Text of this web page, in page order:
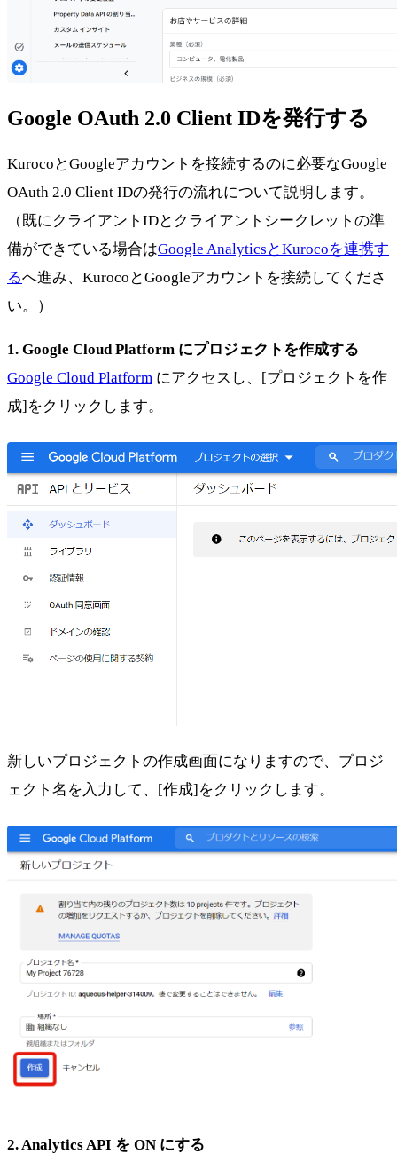
Google OAuth 2.0 Client IDを発行する
KurocoとGoogleアカウントを接続するのに必要なGoogle
OAuth 2.0 Client IDの発行の流れについて説明します。
（既にクライアントIDとクライアントシークレットの準
備ができている場合はGoogle AnalyticsとKurocoを連携す
るへ進み、KurocoとGoogleアカウントを接続してくださ
い。）
1. Google Cloud Platform にプロジェクトを作成する
Google Cloud Platform にアクセスし、[プロジェクトを作
成]をクリックします。
新しいプロジェクトの作成画面になりますので、プロジ
ェクト名を入力して、[作成]をクリックします。
2. Analytics API を ON にする